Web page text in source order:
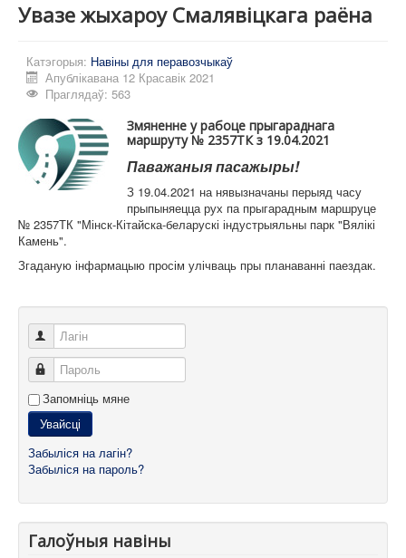
Адміністратыўныя працэдуры
Расклад руху
Партал перавозчыкаў
Карта сайта
Увазе жыхароу Смалявiцкага раёна
Катэгорыя: Навіны для перавозчыкаў
Апублікавана 12 Красавік 2021
Праглядаў: 563
Змяненне у рабоце прыгараднага
маршруту № 2357ТК з 19.04.2021
Паважаныя пасажыры!
З 19.04.2021 на нявызначаны перыяд часу
прыпыняецца рух па прыгарадным маршруце
№ 2357ТК "Мінск-Кітайска-беларускі індустрыяльны парк "Вялікі
Камень".
Згаданую інфармацыю просім улічваць пры планаванні паездак.
Лагін
Пароль
Запомніць мяне
Увайсці
Забыліся на лагін?
Забыліся на пароль?
Галоўныя навіны